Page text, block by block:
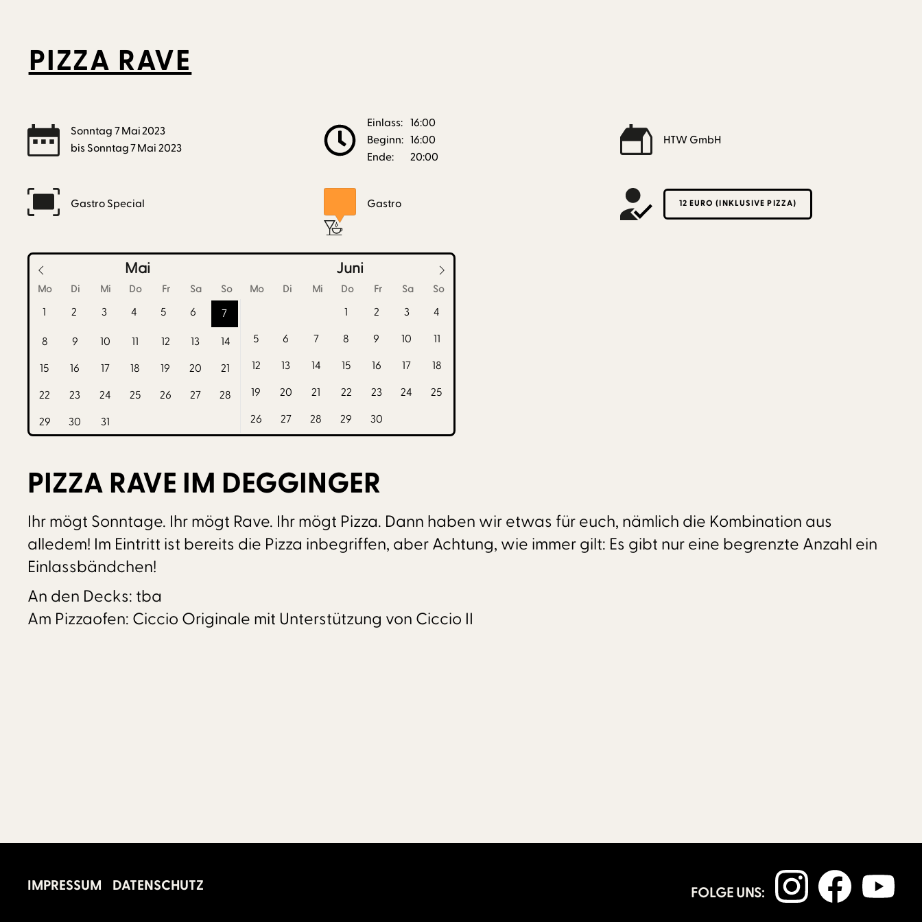
PIZZA RAVE
Sonntag 7Mai2023
bis Sonntag7Mai 2023
Einlass: 16:00
Beginn: 16:00
Ende:
20:00
HTW GmbH
Gastro Special Gastro 12 EURO (INKLUSIVE PIZZA)
Mai Juni
Mo Di Mi Do Fr Sa So Mo Di Mi Do Fr Sa So
1 2 3 4 5 6 7
8 9 10 11 12 13
14
15
16 17 18 19 20
21
22
23 24 25 26 27
28
29
30 31
1 2 3
4
5
6 7 8 9 10
11
12
13 14 15 16 17
18
19
20 21 22 23 24
25
26
27 28 29 30
PIZZA RAVE IM DEGGINGER
Ihr mögt Sonntage. Ihr mögt Rave. Ihr mögt Pizza. Dann haben wir etwas für euch, nämlich die Kombination aus
alledem! Im Eintritt ist bereits die Pizza inbegriffen, aber Achtung, wie immer gilt: Es gibt nur eine begrenzte Anzahl ein
Einlassbändchen!
An den Decks: tba
Am Pizzaofen: Ciccio Originale mit Unterstützung von Ciccio II
IMPRESSUM DATENSCHUTZ FOLGE UNS: